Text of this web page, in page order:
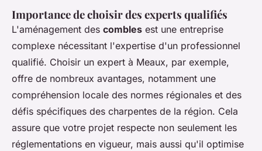
Importance de choisir des experts qualifiés
L'aménagement des combles est une entreprise
complexe nécessitant l'expertise d'un professionnel
qualifié. Choisir un expert à Meaux, par exemple,
offre de nombreux avantages, notamment une
compréhension locale des normes régionales et des
défis spécifiques des charpentes de la région. Cela
assure que votre projet respecte non seulement les
réglementations en vigueur, mais aussi qu'il optimise